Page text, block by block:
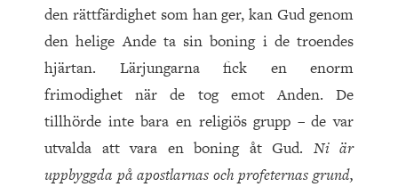
den rättfärdighet som han ger, kan Gud genom
den helige Ande ta sin boning i de troendes
hjärtan. Lärjungarna fick en enorm
frimodighet när de tog emot Anden. De
tillhörde inte bara en religiös grupp – de var
utvalda att vara en boning åt Gud. Ni är
uppbyggda på apostlarnas och profeternas grund,